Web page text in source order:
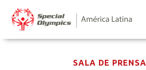
SALA DE PRENSA